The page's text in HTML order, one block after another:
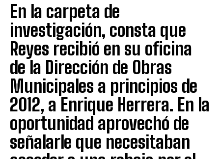
En la carpeta de
investigación, consta que
Reyes recibió en su oficina
de la Dirección de Obras
Municipales a principios de
2012, a Enrique Herrera. En la
oportunidad aprovechó de
señalarle que necesitaban